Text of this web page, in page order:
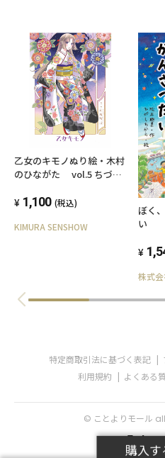
購入す
乙女のキモノぬり絵・木村
のひながた vol.5 ちづる
1,100 (税込)
KIMURA SENSHOW
ぼく
い
株式
特定商取引法に基づく表記
利用規約
よくある
© ことよりモール